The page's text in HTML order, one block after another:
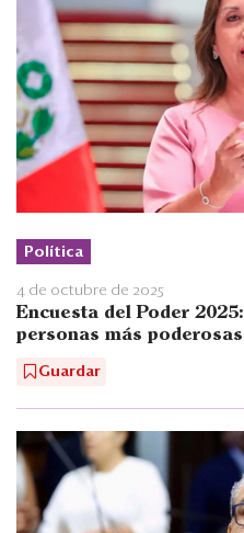
Política
4 de octubre de 2025
Encuesta del Poder
personas más
Guardar